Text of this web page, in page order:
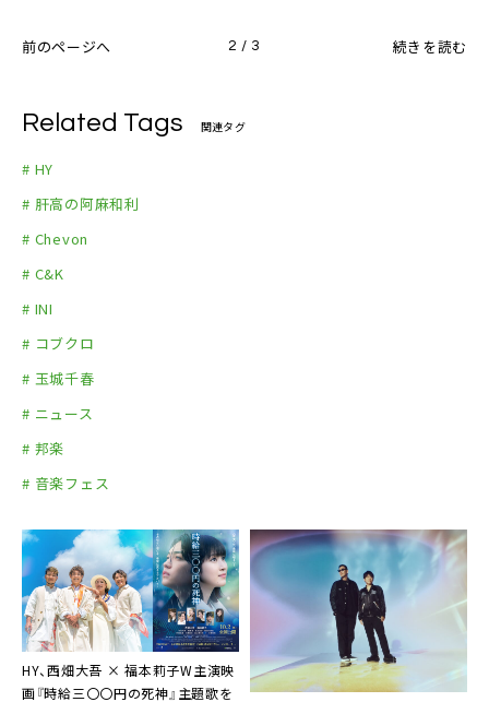
前のページへ 2 / 3 続きを読む
Related Tags 関連タグ
# HY
# 肝高の阿麻和利
# Chevon
# C&K
# INI
# コブクロ
# 玉城千春
# ニュース
# 邦楽
# 音楽フェス
HY、西畑大吾 × 福本莉子W主演映
画『時給三〇〇円の死神』主題歌を